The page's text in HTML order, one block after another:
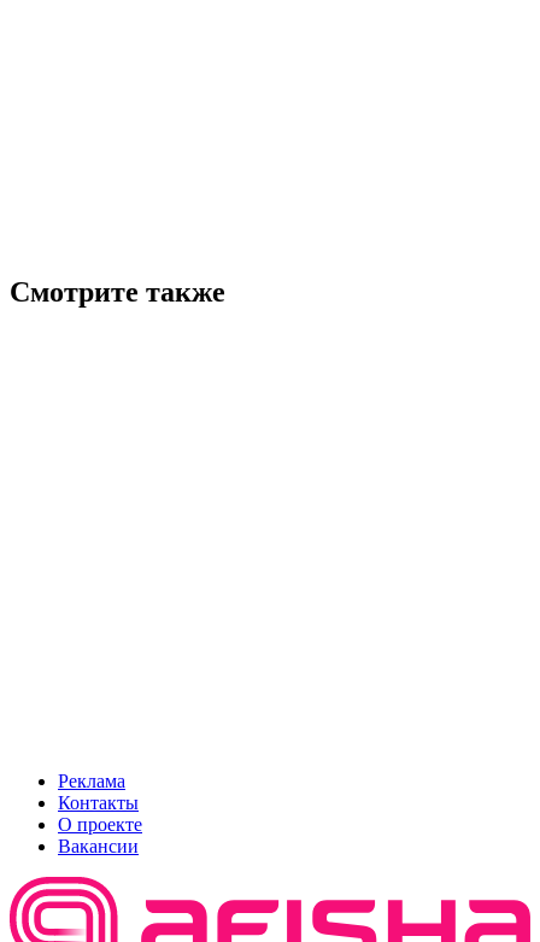
Смотрите также
Реклама
Контакты
О проекте
Вакансии